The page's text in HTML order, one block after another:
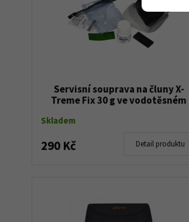
Servisní souprava na čluny X-
Treme Fix 30 g ve vodotěsném
Skladem
290 Kč Detail produktu